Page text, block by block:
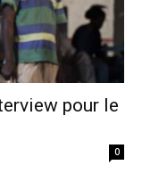
pour le
0